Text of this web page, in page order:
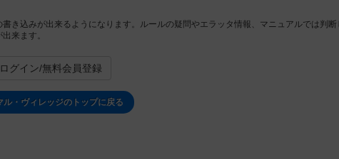
き込みが出来るようになります。ルールの疑問やエラッタ情報、マニュアルでは判断
来ます。
ログイン/無料会員登録
ル・ヴィレッジのトップに戻る